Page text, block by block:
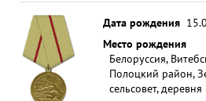
Дата рождения
Место рождения
Белоруссия,
Полоцкий район,
сельсовет,